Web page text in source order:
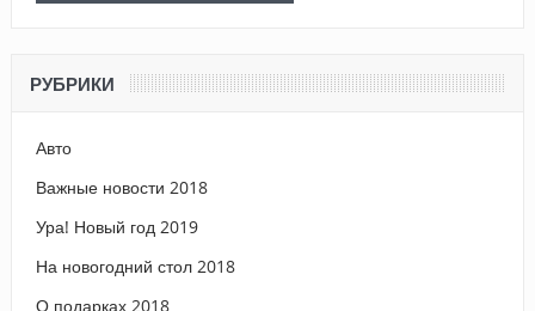
РУБРИКИ
Авто
Важные новости 2018
Ура! Новый год 2019
На новогодний стол 2018
О подарках 2018